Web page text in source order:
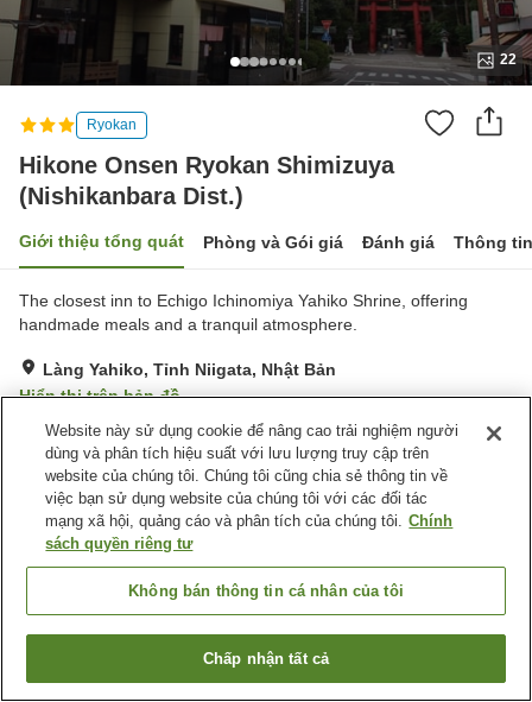
22
Ryokan
Hikone Onsen Ryokan Shimizuya
(Nishikanbara Dist.)
Giới thiệu tổng quát Phòng và Gói giá Đánh giá Thông
The closest inn to Echigo Ichinomiya Yahiko Shrine, offering
handmade meals and a tranquil atmosphere.
Làng Yahiko, Tỉnh Niigata, Nhật Bản
Hiển thị trên bản đồ
Tuyệt vời Đánh giá:65lượt
Tiện nghi chỗ nghỉ
Bãi đỗ xe
Hikone Onsen Ryokan Shimizuya (Nishikanbara Dist.)
Tìm phòng trống
Website này sử dụng cookie để nâng cao trải nghiệm người
dùng và phân tích hiệu suất với lưu lượng truy cập trên
website của chúng tôi. Chúng tôi cũng chia sẻ thông tin về
việc bạn sử dụng website của chúng tôi với các đối tác
mạng xã hội, quảng cáo và phân tích của chúng tôi. Chính
sách quyền riêng tư
Không bán thông tin cá nhân của tôi
Chấp nhận tất cả